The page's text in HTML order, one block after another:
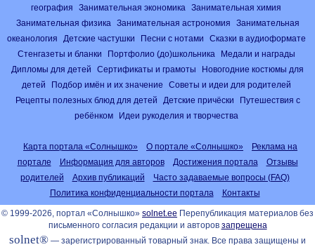
география
Занимательная экономика
Занимательная химия
Занимательная физика
Занимательная астрономия
Занимательная
океанология
Детские частушки Песни с нотами
Сказки в аудиоформате
Стенгазеты и бланки
Портфолио (до)школьника
Медали и награды
Дипломы для детей
Сертификаты и грамоты
Новогодние костюмы для
детей
Подбор имён и их значение
Советы и идеи для родителей
Рецепты полезных блюд для детей
Детские причёски
Путешествия с
ребёнком
Идеи рукоделия и творчества
Карта портала «Солнышко» О портале «Солнышко»
Реклама на
портале
Информация для авторов Достижения портала
Отзывы
родителей
Архив публикаций
Часто задаваемые вопросы (FAQ)
Политика конфиденциальности портала
Контакты
© 1999-2026, портал «Солнышко» solnet.ee Перепубликация материалов без
письменного согласия редакции и авторов запрещена
solnet® — зарегистрированный товарный знак. Все права защищены и